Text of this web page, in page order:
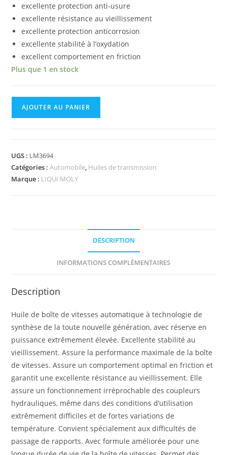
excellente protection anti-usure
excellente résistance au vieillissement
excellente protection anticorrosion
excellente stabilité à l’oxydation
excellent comportement en friction
Plus que 1 en stock
AJOUTER AU PANIER
UGS : LM3694
Catégories :Automobile, Huiles de transmission
Marque : LIQUI MOLY
DESCRIPTION
INFORMATIONS COMPLÉMENTAIRES
Description
Huile de boîte de vitesses automatique à technologie de
synthèse de la toute nouvelle génération, avec réserve en
puissance extrêmement élevée. Excellente stabilité au
vieillissement. Assure la performance maximale de la boîte
de vitesses. Assure un comportement optimal en friction et
garantit une excellente résistance au vieillissement. Elle
assure un fonctionnement irréprochable des coupleurs
hydrauliques, même dans des conditions d’utilisation
extrêmement difficiles et de fortes variations de
température. Convient spécialement aux difficultés de
passage de rapports. Avec formule améliorée pour une